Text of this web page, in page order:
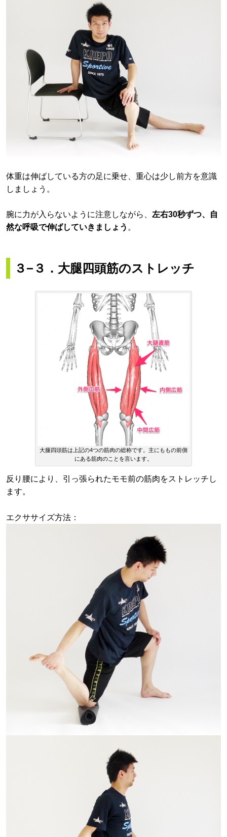
体重は伸ばしている方の足に乗せ、重心は少し前方を意識
しましょう。
腕に力が入らないように注意しながら、 左右30秒ずつ、自
然な呼吸で伸ばしていきましょう 。
３−３．大腿四頭筋のストレッチ
大腿四頭筋は上記の4つの筋肉の総称です。主にももの前側
にある筋肉のことを言います。
反り腰により、引っ張られたモモ前の筋肉をストレッチし
ます。
エクササイズ方法：